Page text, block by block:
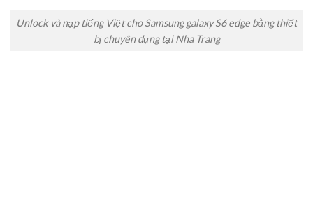
Unlock và nạp tiếng Việt cho Samsung galaxy S6 edge bằng thiết
bị chuyên dụng tại Nha Trang